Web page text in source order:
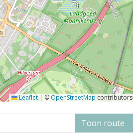
Leaflet | © OpenStreetMap contributors
Toon route